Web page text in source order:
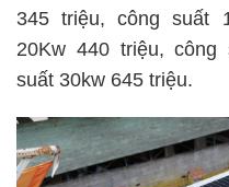
345 triệu, công suất
20Kw 440 triệu, công
suất 30kw 645 triệu.